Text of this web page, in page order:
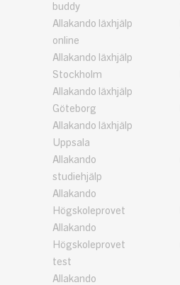
buddy
Allakando läxhjälp
online
Allakando läxhjälp
Stockholm
Allakando läxhjälp
Göteborg
Allakando läxhjälp
Uppsala
Allakando
studiehjälp
Allakando
Högskoleprovet
Allakando
Högskoleprovet
test
Allakando